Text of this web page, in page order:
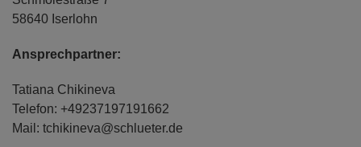
58640 Iserlohn
Ansprechpartner:
Tatiana Chikineva
Telefon: +49237197191662
Mail: tchikineva@schlueter.de